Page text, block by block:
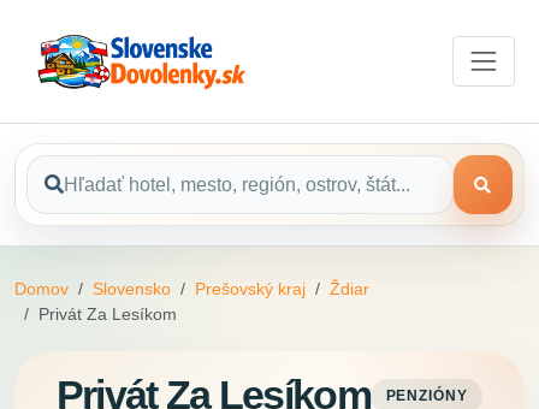
Domov Slovensko Prešovský kraj
Ždiar
Privát Za Lesíkom
Privát Za Lesíkom PENZIÓNY